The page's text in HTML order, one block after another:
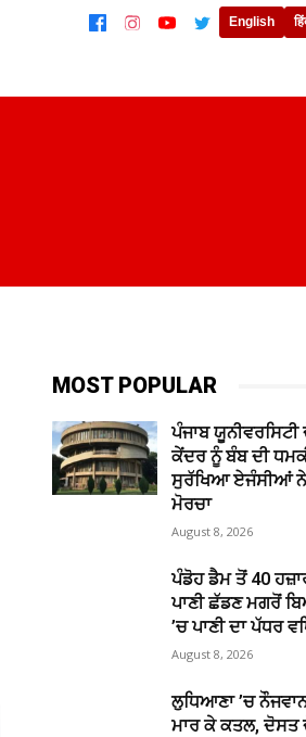
English
MOST POPULAR
ਪੰਜਾਬ
ਕੇਂਦਰ ਨੂੰ ਬੰਬ ਦੀ
ਸੁਰੱਖਿਆ ਏਜੰਸੀਆਂ
ਮੋਰਚਾ
August 8, 2026
ਪੰਡੋਹ ਡੈਮ ਤੋਂ 40
ਪਾਣੀ ਛੱਡਣ ਮਗਰੋਂ
’ਚ ਪਾਣੀ ਦਾ ਪੱਧਰ
August 8, 2026
ਲੁਧਿਆਣਾ ’ਚ
ਮਾਰ ਕੇ ਕਤਲ, ਦੋਸਤ